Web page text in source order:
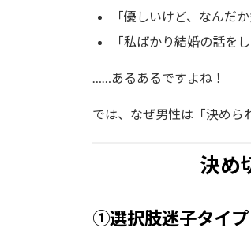
「優しいけど、なんだ
「私ばかり結婚の話を
……あるあるですよね！
では、なぜ男性は「決めら
決め
①選択肢迷子タイプ